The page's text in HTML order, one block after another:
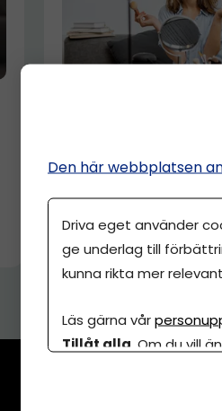
Influencers – så
Den här webbplatsen
Driva eget använder
ge underlag till
kunna rikta mer
Läs gärna vår
Tillåt alla . Om du vill